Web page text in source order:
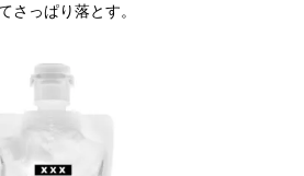
さっぱり落とす。